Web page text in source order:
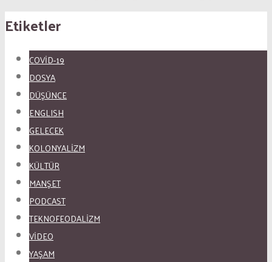
Etiketler
COVID-19
DOSYA
DÜŞÜNCE
ENGLISH
GELECEK
KOLONYALİZM
KÜLTÜR
MANŞET
PODCAST
TEKNOFEODALİZM
VİDEO
YAŞAM